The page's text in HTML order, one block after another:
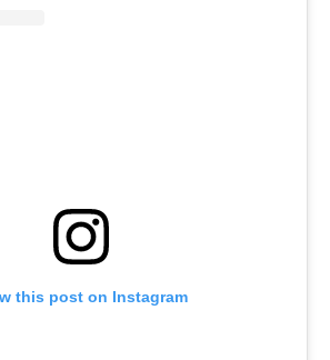
this post on Instagram